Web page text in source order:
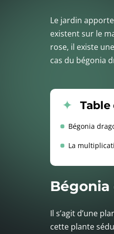
Le jardin
existent sur le
rose, il existe
cas du bégonia
Table
Bégonia
La
Bégonia
Il s’agit d’une
cette plante